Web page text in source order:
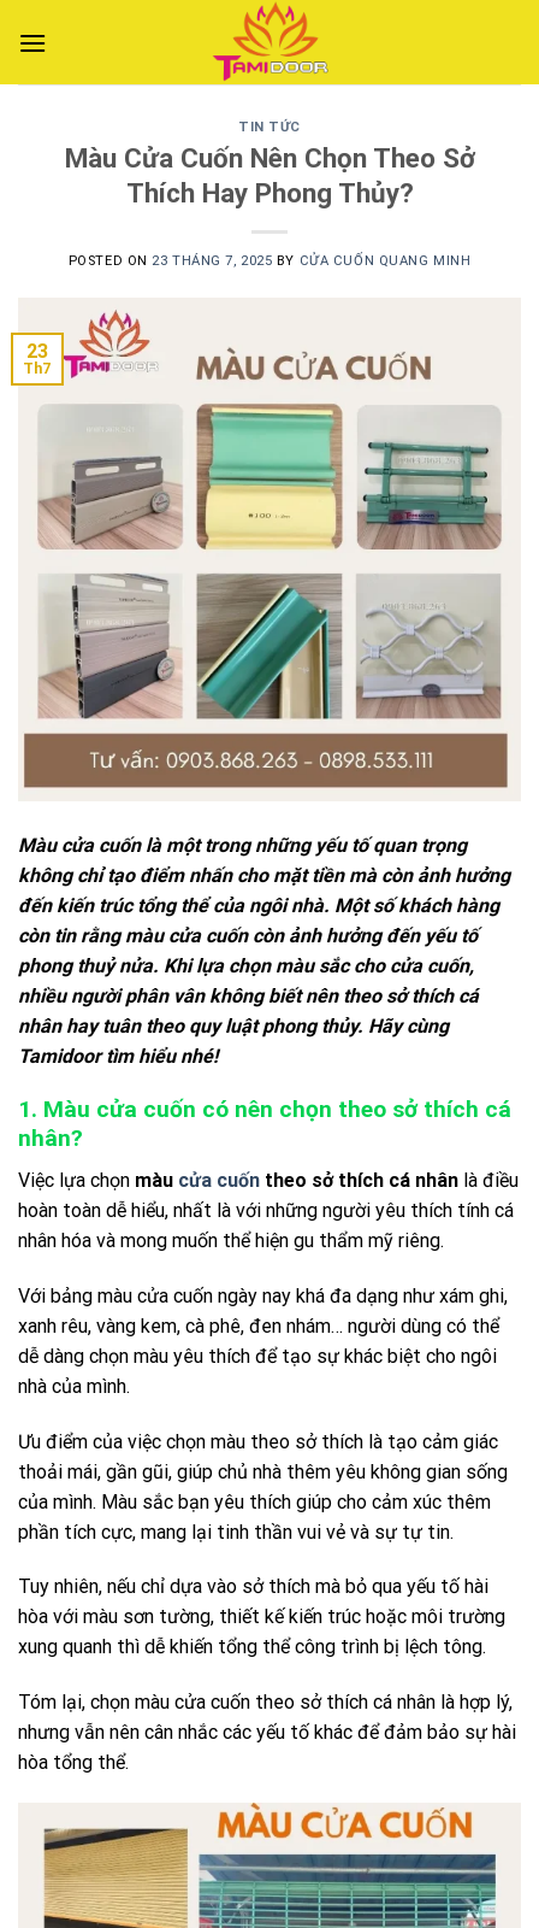
TIN TỨC
Màu Cửa Cuốn Nên Chọn Theo Sở
Thích Hay Phong Thủy?
POSTED ON 23 THÁNG 7, 2025 BY CỬA CUỐN QUANG MINH
23
Th7
Màu cửa cuốn là một trong những yếu tố quan trọng
không chỉ tạo điểm nhấn cho mặt tiền mà còn ảnh hưởng
đến kiến trúc tổng thể của ngôi nhà. Một số khách hàng
còn tin rằng màu cửa cuốn còn ảnh hưởng đến yếu tố
phong thuỷ nửa. Khi lựa chọn màu sắc cho cửa cuốn,
nhiều người phân vân không biết nên theo sở thích cá
nhân hay tuân theo quy luật phong thủy. Hãy cùng
Tamidoor tìm hiểu nhé!
1. Màu cửa cuốn có nên chọn theo sở thích cá
nhân?
Việc lựa chọn màu cửa cuốn theo sở thích cá nhân là điều
hoàn toàn dễ hiểu, nhất là với những người yêu thích tính cá
nhân hóa và mong muốn thể hiện gu thẩm mỹ riêng.
Với bảng màu cửa cuốn ngày nay khá đa dạng như xám ghi,
xanh rêu, vàng kem, cà phê, đen nhám… người dùng có thể
dễ dàng chọn màu yêu thích để tạo sự khác biệt cho ngôi
nhà của mình.
Ưu điểm của việc chọn màu theo sở thích là tạo cảm giác
thoải mái, gần gũi, giúp chủ nhà thêm yêu không gian sống
của mình. Màu sắc bạn yêu thích giúp cho cảm xúc thêm
phần tích cực, mang lại tinh thần vui vẻ và sự tự tin.
Tuy nhiên, nếu chỉ dựa vào sở thích mà bỏ qua yếu tố hài
hòa với màu sơn tường, thiết kế kiến trúc hoặc môi trường
xung quanh thì dễ khiến tổng thể công trình bị lệch tông.
Tóm lại, chọn màu cửa cuốn theo sở thích cá nhân là hợp lý,
nhưng vẫn nên cân nhắc các yếu tố khác để đảm bảo sự hài
hòa tổng thể.